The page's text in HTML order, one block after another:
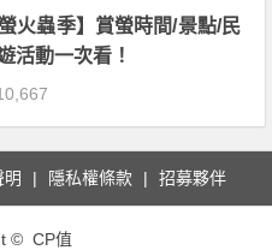
火蟲季】賞螢時間/景點/民
活動一次看！
隱私權條款 招募夥伴
© CP值